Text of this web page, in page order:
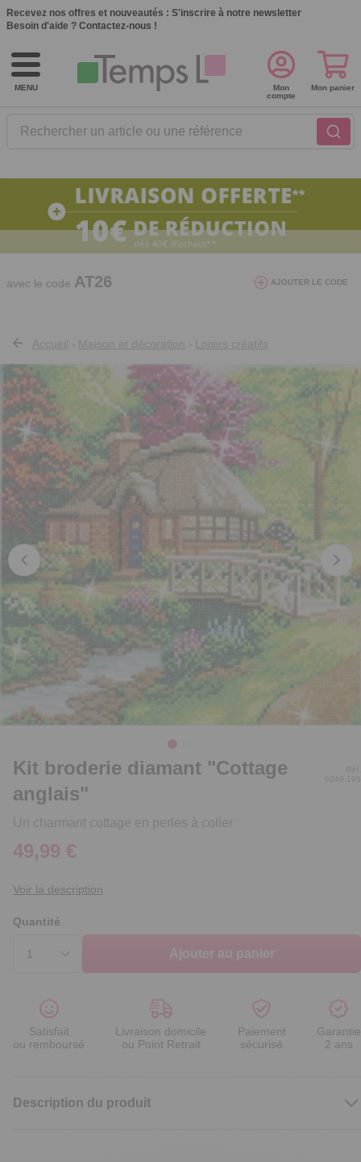
Recevez nos offres et nouveautés : S'inscrire à notre newsletter
Besoin d'aide ? Contactez-nous !
MENU
Rechercher un article ou une référence
Mon
compte
Mon panier
10€ de réduction dès 40€ d'achat. Offre
valable du 03/08/2026 au 12/08/2026.
avec le code AT26 AJOUTER LE CODE
Accueil Maison et décoration Loisirs créatifs
Kit broderie diamant "Cottage
anglais"
Un charmant cottage en perles à coller
Réf.
6349.195
49,99 €
Voir la description
Quantité
Ajouter au panier
Satisfait
ou remboursé
Livraison domicile
ou Point Retrait
Paiement
sécurisé
Garantie
2 ans
Description du produit